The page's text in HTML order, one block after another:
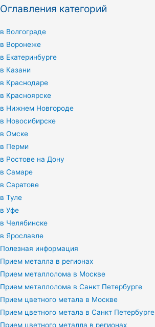
Оглавления категорий
в Волгограде
в Воронеже
в Екатеринбурге
в Казани
в Краснодаре
в Красноярске
в Нижнем Новгороде
в Новосибирске
в Омске
в Перми
в Ростове на Дону
в Самаре
в Саратове
в Туле
в Уфе
в Челябинске
в Ярославле
Полезная информация
Прием металла в регионах
Прием металлолома в Москве
Прием металлолома в Санкт Петербурге
Прием цветного метала в Москве
Прием цветного метала в Санкт Петербурге
Прием цветного металла в регионах